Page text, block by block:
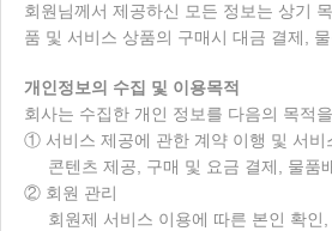
회원님께서 제공하신 모든 정보는 상기
품 및 서비스 상품의 구매시 대금 결제,
개인정보의 수집 및 이용목적
회사는 수집한 개인 정보를 다음의 목적
① 서비스 제공에 관한 계약 이행 및 서비
콘텐츠 제공, 구매 및 요금 결제, 물품
② 회원 관리
회원제 서비스 이용에 따른 본인 확인,